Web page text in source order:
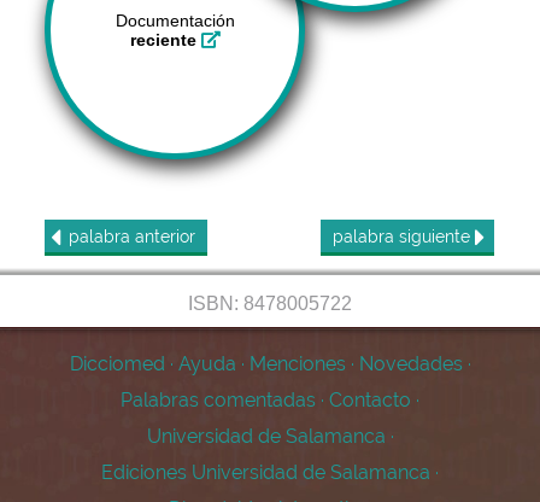
Documentación
reciente
palabra anterior palabra siguiente
ISBN: 8478005722
Dicciomed · Ayuda · Menciones · Novedades ·
Palabras comentadas · Contacto ·
Universidad de Salamanca ·
Ediciones Universidad de Salamanca ·